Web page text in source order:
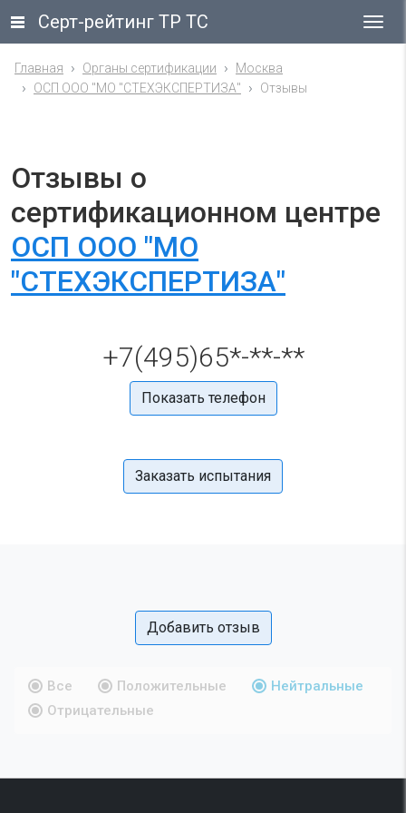
Серт-рейтинг ТР ТС
Главная Органы сертификации
Москва
ОСП ООО "МО "СТЕХЭКСПЕРТИЗА"
Отзывы
Отзывы о
сертификационном центре
ОСП ООО "МО
"СТЕХЭКСПЕРТИЗА"
+7(495)65*-**-**
Показать телефон
Заказать испытания
Добавить отзыв
Все Положительные
Нейтральные
Отрицательные